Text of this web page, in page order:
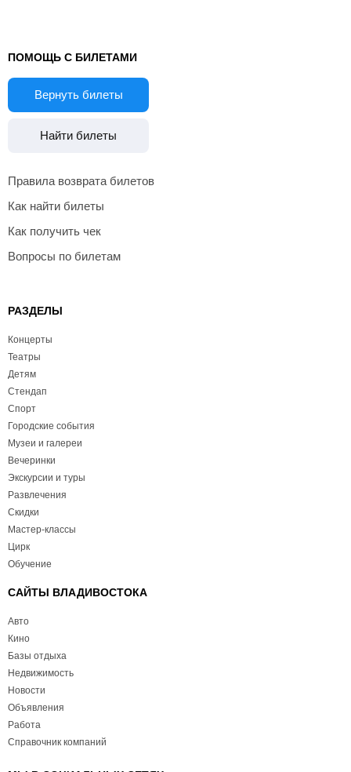
ПОМОЩЬ С БИЛЕТАМИ
Вернуть билеты
Найти билеты
Правила возврата билетов
Как найти билеты
Как получить чек
Вопросы по билетам
РАЗДЕЛЫ
Концерты
Театры
Детям
Стендап
Спорт
Городские события
Музеи и галереи
Вечеринки
Экскурсии и туры
Развлечения
Скидки
Мастер-классы
Цирк
Обучение
САЙТЫ ВЛАДИВОСТОКА
Авто
Кино
Базы отдыха
Недвижимость
Новости
Объявления
Работа
Справочник компаний